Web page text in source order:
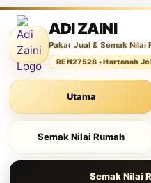
ADI ZAINI
Pakar Jual & Semak Nilai
REN27528 • Hartanah
Utama
Semak Nilai Rumah
Semak Nilai